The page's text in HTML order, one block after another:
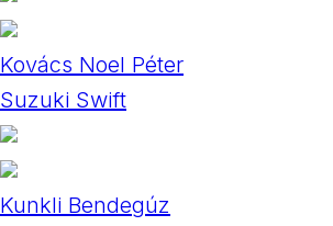
Kovács Noel Péter
Suzuki Swift
Kunkli Bendegúz